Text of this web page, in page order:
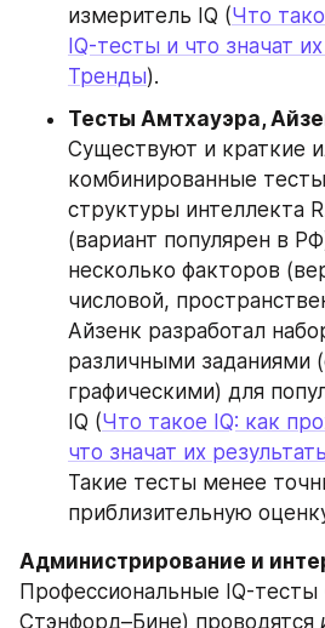
измеритель IQ (Что
IQ-тесты и что значат
Тренды).
Тесты Амтхауэра,
Существуют и краткие
комбинированные
структуры интеллекта
(вариант популярен в
несколько факторов
числовой,
Айзенк разработал
различными заданиями
графическими) для
IQ (Что такое IQ: как
что значат их
Такие тесты менее
приблизительную
Администрирование и
Профессиональные IQ-тесты
Стэнфорд–Бине) проводятся